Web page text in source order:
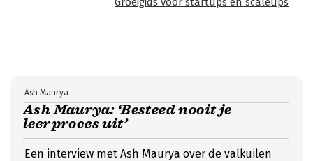
Ash Maurya: ‘Besteed nooit je
leerproces uit’
Ash Maurya
Een interview met Ash Maurya over de valkuilen